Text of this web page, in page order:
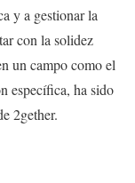
y a gestionar la
con la solidez
un campo como el
específica, ha sido
2gether.